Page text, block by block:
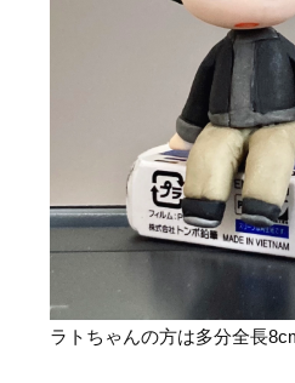
ラトちゃんの方は多分全長